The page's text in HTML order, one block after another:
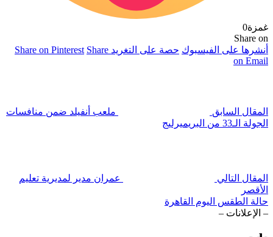
غمزة0
Share on
أنشرها على الفيسبوك حصة على التغريد Share on Pinterest Share
on Email
المقال السابق
ملعب أنفيلد ضمن منافسات
الجولة الـ33 من البريميرليج
المقال التالي
عمران مدير لمديرية تعليم
الأقصر
حالة الطقس اليوم القاهرة
– الإعلانات –